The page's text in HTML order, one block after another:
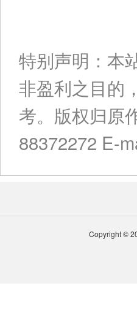
特别声明：本
非盈利之目的
考。版权归原
88372272 E-
Copyright ©